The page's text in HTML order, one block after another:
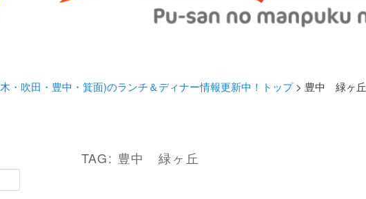
・吹田・豊中・箕面)のランチ＆ディナー情報更新中！トップ> 豊中 緑ヶ丘
TAG: 豊中 緑ヶ丘